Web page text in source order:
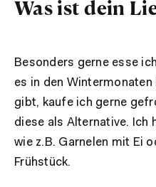
Was ist dein
Besonders gerne esse ich
es in den
gibt, kaufe ich gerne
diese als Alternative. Ich
wie z.B. Garnelen mit Ei
Frühstück.